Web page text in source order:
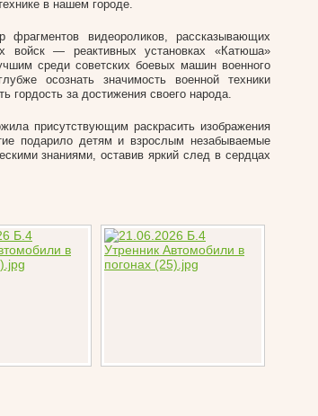
в нашем городе.
видеороликов, рассказывающих
войск — реактивных установках «Катюша»
среди советских боевых машин военного
осознать значимость военной техники
гордость за достижения своего народа.
присутствующим раскрасить изображения
подарило детям и взрослым незабываемые
знаниями, оставив яркий след в сердцах